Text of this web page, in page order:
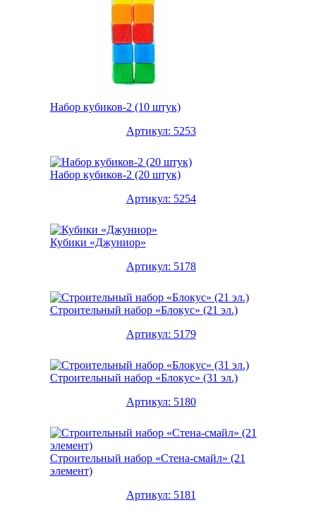
Набор кубиков-2 (10 штук)
Артикул: 5253
Набор кубиков-2 (20 штук)
Артикул: 5254
Кубики «Джуниор»
Артикул: 5178
Строительный набор «Блокус» (21 эл.)
Артикул: 5179
Строительный набор «Блокус» (31 эл.)
Артикул: 5180
Строительный набор «Стена-смайл» (21
элемент)
Артикул: 5181